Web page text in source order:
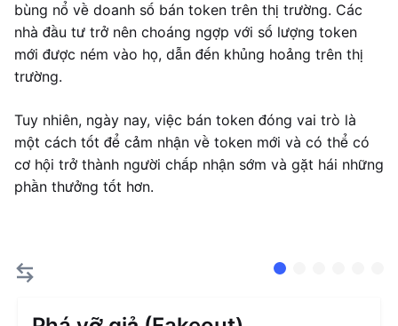
bùng nổ về doanh số bán token trên thị trường. Các
nhà đầu tư trở nên choáng ngợp với số lượng token
mới được ném vào họ, dẫn đến khủng hoảng trên thị
trường.
Tuy nhiên, ngày nay, việc bán token đóng vai trò là
một cách tốt để cảm nhận về token mới và có thể có
cơ hội trở thành người chấp nhận sớm và gặt hái những
phần thưởng tốt hơn.